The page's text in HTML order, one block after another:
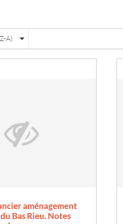
A)
aménagement
Bas Rieu. Notes